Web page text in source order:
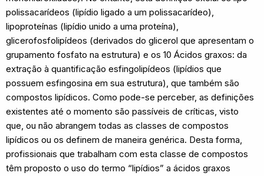
polissacarídeos (lipídio ligado a um polissacarídeo),
lipoproteínas (lipídio unido a uma proteína),
glicerofosfolipídeos (derivados do glicerol que apresentam o
grupamento fosfato na estrutura) e os 10 Ácidos graxos: da
extração à quantificação esfingolipídeos (lipídios que
possuem esfingosina em sua estrutura), que também são
compostos lipídicos. Como pode-se perceber, as definições
existentes até o momento são passíveis de críticas, visto
que, ou não abrangem todas as classes de compostos
lipídicos ou os definem de maneira genérica. Desta forma,
profissionais que trabalham com esta classe de compostos
têm proposto o uso do termo “lipídios” a ácidos graxos